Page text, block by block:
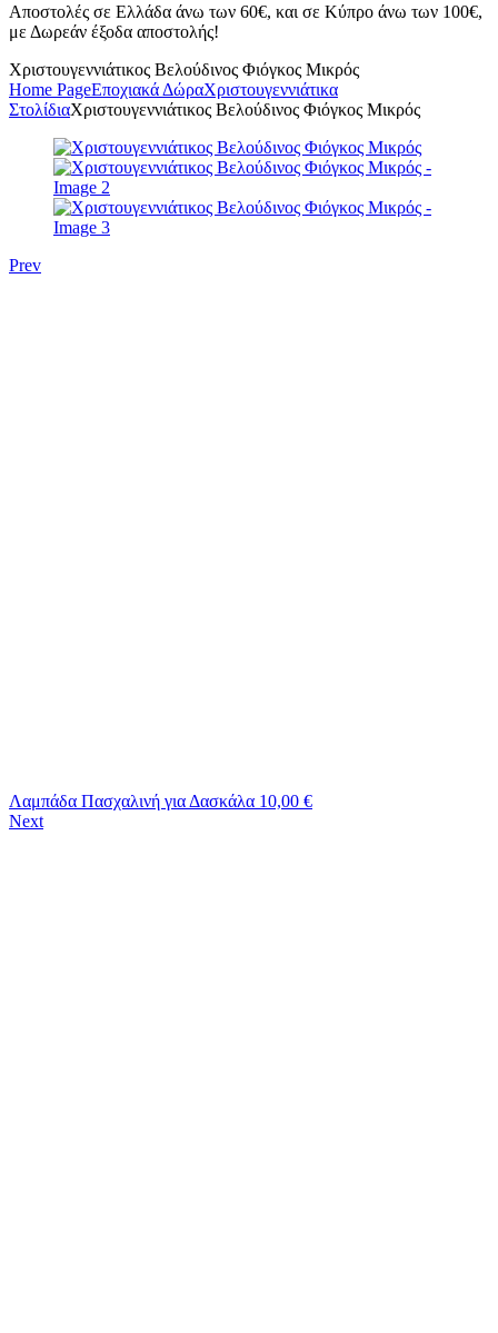
Αποστολές σε Ελλάδα άνω των 60€, και σε Κύπρο άνω των 100€,
με Δωρεάν έξοδα αποστολής!
Χριστουγεννιάτικος Βελούδινος Φιόγκος Μικρός
Home PageΕποχιακά ΔώραΧριστουγεννιάτικα
ΣτολίδιαΧριστουγεννιάτικος Βελούδινος Φιόγκος Μικρός
Prev
Λαμπάδα Πασχαλινή για Δασκάλα 10,00 €
Next